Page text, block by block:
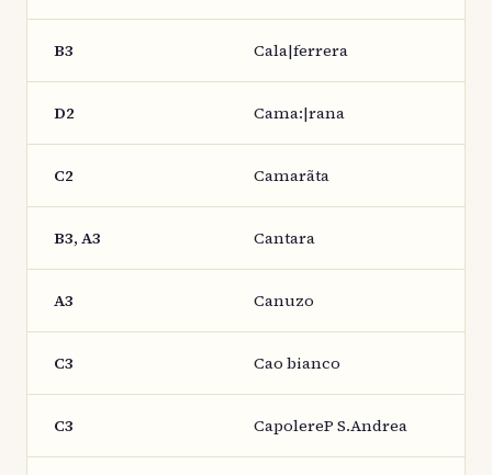
B3 Cala|ferrera
D2 Cama:|rana
C2 Camarãta
B3, A3 Cantara
A3 Canuzo
C3 Cao bianco
C3 CapolereP S.Andrea